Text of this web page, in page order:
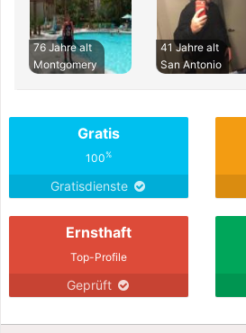
76 Jahre alt
Montgomery
41 Jahre alt
San Antonio
Gratis
100%
Gratisdienste
Ernsthaft
Top-Profile
Geprüft